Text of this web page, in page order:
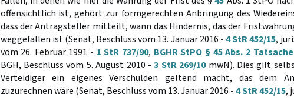
offensichtlich ist, gehört zur formgerechten Anbringung des
dass der Antragsteller mitteilt, wann das Hindernis, das der
weggefallen ist (Senat, Beschluss vom 13. Januar 2016 -4 StR 452/15,
vom 26. Februar 1991 - 1 StR 737/90, BGHR StPO § 45 Abs. 2
BGH, Beschluss vom 5. August 2010 -3 StR 269/10mwN). Dies gilt
Verteidiger ein eigenes Verschulden geltend macht, das dem
zuzurechnen wäre (Senat, Beschluss vom 13. Januar 2016 -4 StR 452/15,